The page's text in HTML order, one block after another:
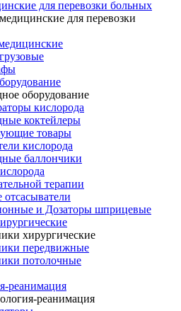
для перевозки больных
для перевозки
оборудование
кислорода
коктейлеры
товары
кислорода
баллончики
терапии
и Дозаторы шприцевые
хирургические
передвижные
потолочные
реанимация
реанимация